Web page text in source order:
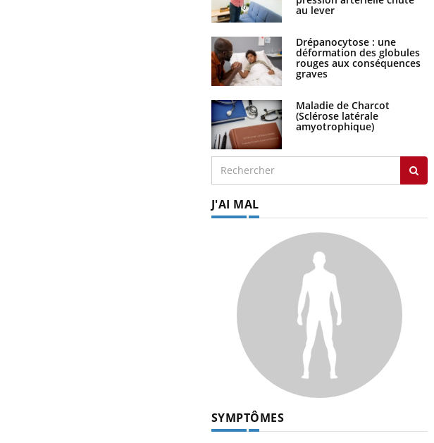
au lever
Drépanocytose : une
déformation des globules
rouges aux conséquences
graves
Maladie de Charcot
(Sclérose latérale
amyotrophique)
J'AI MAL
SYMPTÔMES